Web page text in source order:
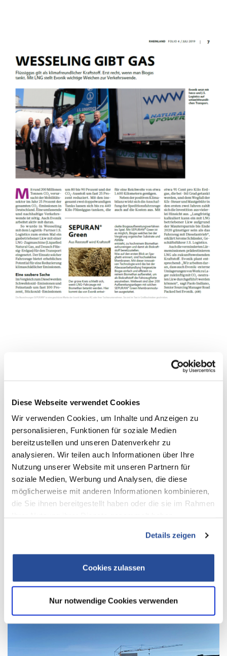
Diese Webseite verwendet Cookies
Wir verwenden Cookies, um Inhalte und Anzeigen zu
personalisieren, Funktionen für soziale Medien
bereitzustellen und unseren Datenverkehr zu
analysieren. Wir teilen auch Informationen über Ihre
Nutzung unserer Website mit unseren Partnern für
soziale Medien, Werbung und Analysen, die diese
möglicherweise mit anderen Informationen kombinieren,
die Sie ihnen bereitgestellt haben oder die sie im Rahmen
Details zeigen
Cookies zulassen
Nur notwendige Cookies verwenden